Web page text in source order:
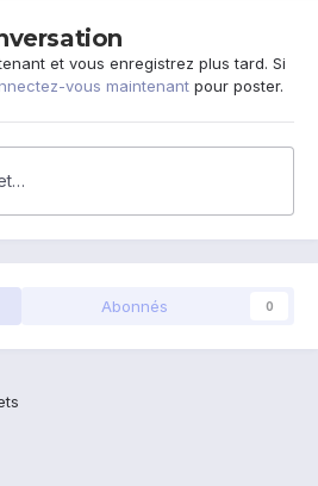
et vous enregistrez plus tard. Si
vous maintenant pour poster.
Abonnés 0